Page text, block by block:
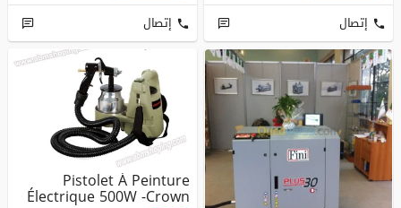
إتصال إتصال
Pistolet À Peinture
Électrique 500W -Crown